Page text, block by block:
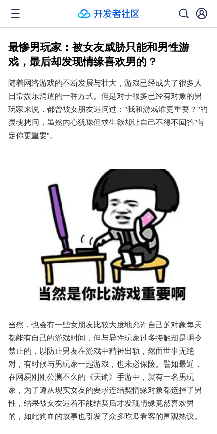
最惨男玩家：被女友威胁只能和男性游
戏，最后却发现情缘喜欢男的？
随着网络游戏的不断发展与壮大，游戏已经成为了很多人
日常娱乐消遣的一种方式。但是对于很多已经有对象的男
玩家来说，都曾被女朋友逼问过："我和游戏谁更重要？"的
灵魂拷问，虽然内心犹豫但求生欲却让自己不得不回答"肯
定你更重要"。
当然，也会有一些女朋友比较大度地允许自己的对象每天
都能有自己的游戏时间，但与异性玩家过多接触却是明令
禁止的，以防止男友在游戏中精神出轨，然而世事无绝
对，有时候与男玩家一起游戏，也未必保险。譬如最近，
在网易刚刚公测不久的《天谕》手游中，就有一名男玩
家，为了遵从现实女友的要求连结契情缘对象都选择了男
性，结果被女友逼着不能结契后才发现情缘竟然喜欢男
的，如此狗血的故事也引发了众多吃瓜看客的围观热议。